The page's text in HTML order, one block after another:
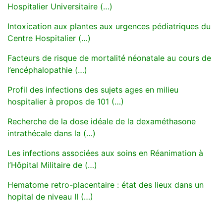
Hospitalier Universitaire (…)
Intoxication aux plantes aux urgences pédiatriques du
Centre Hospitalier (…)
Facteurs de risque de mortalité néonatale au cours de
l’encéphalopathie (…)
Profil des infections des sujets ages en milieu
hospitalier à propos de 101 (…)
Recherche de la dose idéale de la dexaméthasone
intrathécale dans la (…)
Les infections associées aux soins en Réanimation à
l’Hôpital Militaire de (…)
Hematome retro-placentaire : état des lieux dans un
hopital de niveau II (…)